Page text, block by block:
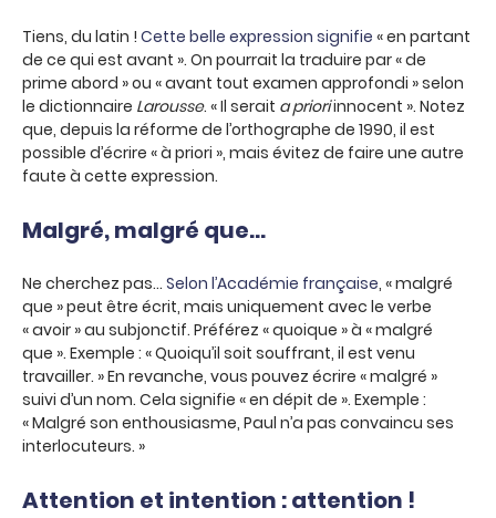
Tiens, du latin ! Cette belle expression signifie « en partant
de ce qui est avant ». On pourrait la traduire par « de
prime abord » ou « avant tout examen approfondi » selon
le dictionnaire Larousse. « Il serait a prioriinnocent ». Notez
que, depuis la réforme de l’orthographe de 1990, il est
possible d’écrire « à priori », mais évitez de faire une autre
faute à cette expression.
Malgré, malgré que…
Ne cherchez pas… Selon l’Académie française, « malgré
que » peut être écrit, mais uniquement avec le verbe
« avoir » au subjonctif. Préférez « quoique » à « malgré
que ». Exemple : « Quoiqu’il soit souffrant, il est venu
travailler. » En revanche, vous pouvez écrire « malgré »
suivi d’un nom. Cela signifie « en dépit de ». Exemple :
« Malgré son enthousiasme, Paul n’a pas convaincu ses
interlocuteurs. »
Attention et intention : attention !